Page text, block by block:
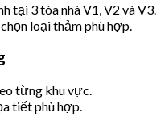
tại 3 tòa nhà V1, V2 và V3.
loại thảm phù hợp.
từng khu vực.
tiết phù hợp.